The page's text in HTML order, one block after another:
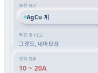
AgCu 계
고경도, 내마모성
10 ~ 20A